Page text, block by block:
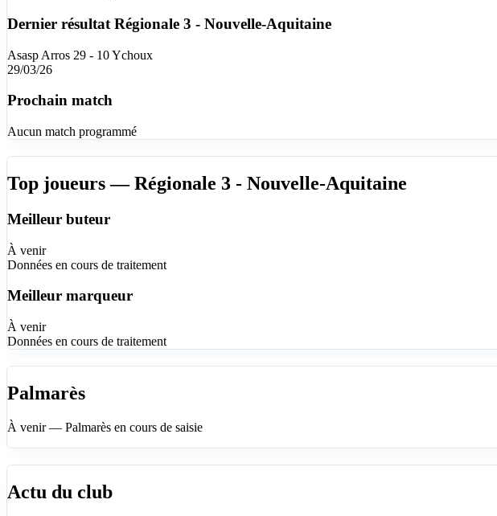
Dernier résultat Régionale 3 - Nouvelle-Aquitaine
Asasp Arros 29 - 10 Ychoux
29/03/26
Prochain match
Aucun match programmé
Top joueurs — Régionale 3 - Nouvelle-Aquitaine
Meilleur buteur
À venir
Données en cours de traitement
Meilleur marqueur
À venir
Données en cours de traitement
Palmarès
À venir — Palmarès en cours de saisie
Actu du club